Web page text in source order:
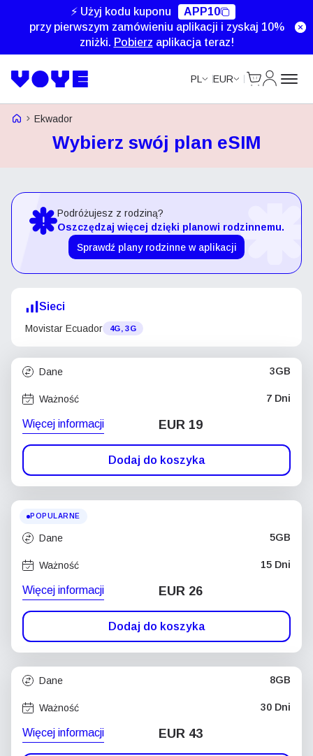
⚡ Użyj kodu kuponu
APP10
przy pierwszym zamówieniu aplikacji i zyskaj 10%
zniżki. Pobierz aplikacja teraz!
PL EUR
Strona główna Voye
Ekwador
Wybierz swój plan eSIM
Podróżujesz z rodziną?
Oszczędzaj więcej dzięki planowi rodzinnemu.
Sprawdź plany rodzinne w aplikacji
Sieci
Movistar Ecuador 4G, 3G
Dane 3GB
Ważność 7 Dni
Więcej informacji EUR 19
Dodaj do koszyka
POPULARNE
Dane 5GB
Ważność 15 Dni
Więcej informacji EUR 26
Dodaj do koszyka
Dane 8GB
Ważność 30 Dni
Więcej informacji EUR 43